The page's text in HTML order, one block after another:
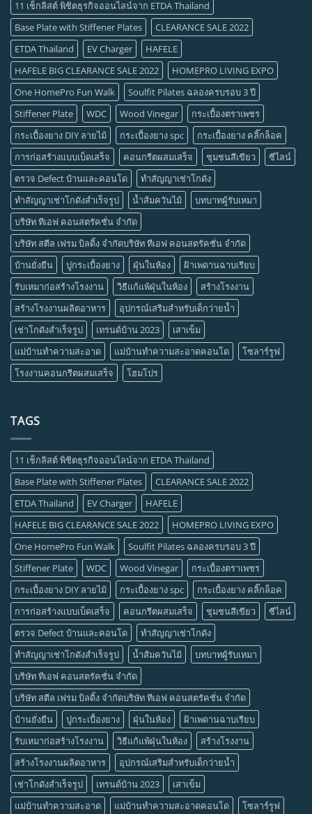
11 เช็กลิสต์ พิชิตธุรกิจออนไลน์จาก ETDA Thailand
Base Plate with Stiffener Plates
CLEARANCE SALE 2022
ETDA Thailand
EV Charger
HAFELE
HAFELE BIG CLEARANCE SALE 2022
HOMEPRO LIVING EXPO
One HomePro Fun Walk
Soulfit Pilates ฉลองครบรอบ 3 ปี
Stiffener Plate
WDC Wood Vinegar
กระเบื้องตราเพชร
กระเบื้องยาง DIY ลายไม้
กระเบื้องยาง spc
กระเบื้องยาง คลิ๊กล็อค
การก่อสร้างแบบเบ็ดเสร็จ
คอนกรีตผสมเสร็จ ชุมชนสีเขียว
ซีไลน์
ตรวจ Defect บ้านและคอนโด
ทำสัญญาเช่าโกดัง
ทำสัญญาเช่าโกดังสำเร็จรูป
น้ำส้มควันไม้
บทบาทผู้รับเหมา
บริษัท ทีเอฟ คอนสตรัคชั่น จำกัด
บริษัท สตีล เฟรม บิลดิ้ง จำกัดบริษัท ทีเอฟ คอนสตรัคชั่น จำกัด
บ้านยั่งยืน
ปูกระเบื้องยาง ฝุ่นในห้อง
ฝ้าเพดานฉาบเรียบ
รับเหมาก่อสร้างโรงงาน
วิธีแก้แพ้ฝุ่นในห้อง
สร้างโรงงาน
สร้างโรงงานผลิตอาหาร
อุปกรณ์เสริมสำหรับเด็กว่ายน้ำ
เช่าโกดังสำเร็จรูป
เทรนด์บ้าน 2023
เสาเข็ม
แม่บ้านทำความสะอาด
แม่บ้านทำความสะอาดคอนโด
โซลาร์รูฟ
โรงงานคอนกรีตผสมเสร็จ
โฮมโปร
TAGS
11 เช็กลิสต์ พิชิตธุรกิจออนไลน์จาก ETDA Thailand
Base Plate with Stiffener Plates
CLEARANCE SALE 2022
ETDA Thailand
EV Charger
HAFELE
HAFELE BIG CLEARANCE SALE 2022
HOMEPRO LIVING EXPO
One HomePro Fun Walk
Soulfit Pilates ฉลองครบรอบ 3 ปี
Stiffener Plate
WDC Wood Vinegar
กระเบื้องตราเพชร
กระเบื้องยาง DIY ลายไม้
กระเบื้องยาง spc
กระเบื้องยาง คลิ๊กล็อค
การก่อสร้างแบบเบ็ดเสร็จ
คอนกรีตผสมเสร็จ ชุมชนสีเขียว
ซีไลน์
ตรวจ Defect บ้านและคอนโด
ทำสัญญาเช่าโกดัง
ทำสัญญาเช่าโกดังสำเร็จรูป
น้ำส้มควันไม้
บทบาทผู้รับเหมา
บริษัท ทีเอฟ คอนสตรัคชั่น จำกัด
บริษัท สตีล เฟรม บิลดิ้ง จำกัดบริษัท ทีเอฟ คอนสตรัคชั่น จำกัด
บ้านยั่งยืน
ปูกระเบื้องยาง ฝุ่นในห้อง
ฝ้าเพดานฉาบเรียบ
รับเหมาก่อสร้างโรงงาน
วิธีแก้แพ้ฝุ่นในห้อง
สร้างโรงงาน
สร้างโรงงานผลิตอาหาร
อุปกรณ์เสริมสำหรับเด็กว่ายน้ำ
เช่าโกดังสำเร็จรูป
เทรนด์บ้าน 2023
เสาเข็ม
แม่บ้านทำความสะอาด
แม่บ้านทำความสะอาดคอนโด โซลาร์รูฟ